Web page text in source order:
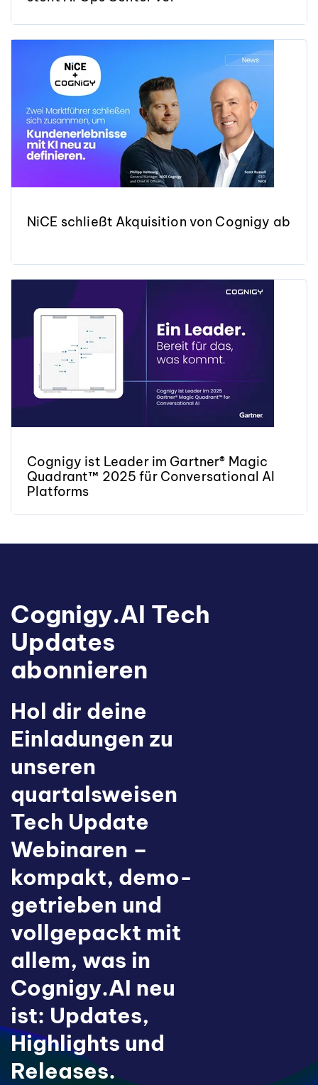
NiCE schließt Akquisition von Cognigy ab
Cognigy ist Leader im Gartner® Magic
Quadrant™ 2025 für Conversational AI
Platforms
Cognigy.AI Tech
Updates
abonnieren
Hol dir deine
Einladungen zu
unseren
quartalsweisen
Tech Update
Webinaren –
kompakt, demo-
getrieben und
vollgepackt mit
allem, was in
Cognigy.AI neu
ist: Updates,
Highlights und
Releases.